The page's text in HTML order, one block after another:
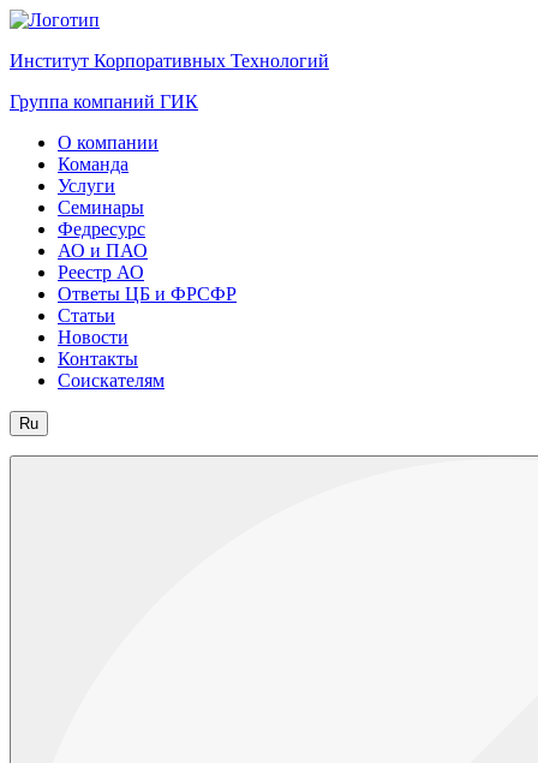
Институт Корпоративных Технологий
Группа компаний ГИК
О компании
Команда
Услуги
Семинары
Федресурс
АО и ПАО
Реестр АО
Ответы ЦБ и ФРСФР
Статьи
Новости
Контакты
Соискателям
Ru